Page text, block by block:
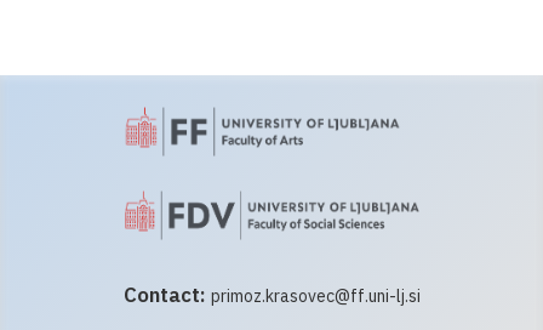
Contact: primoz.krasovec@ff.uni-lj.si